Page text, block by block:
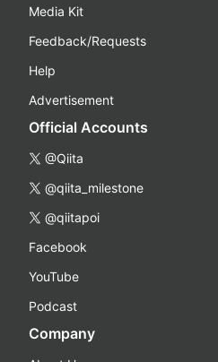
Media Kit
Feedback/Requests
Help
Advertisement
Official Accounts
@Qiita
@qiita_milestone
@qiitapoi
Facebook
YouTube
Podcast
Company